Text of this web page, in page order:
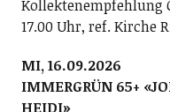
Kollektenempfehlung
17.00 Uhr, ref. Kirche
MI, 16.09.2026
IMMERGRÜN 65+
HEIDI»